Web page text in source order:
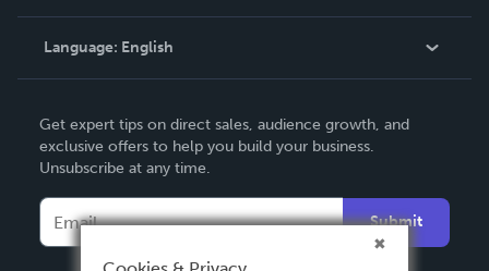
Knowledge Base
Contact Support
Language: English
Deutsch
Français
Español
Get expert tips on direct sales, audience growth, and
exclusive offers to help you build your business.
Unsubscribe at any time.
Submit